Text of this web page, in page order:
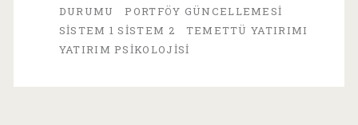
Yeni
Zirveler
DURUMU
PORTFÖY GÜNCELLEMESI
SISTEM 1 SISTEM 2
TEMETTÜ YATIRIMI
YATIRIM PSIKOLOJISI